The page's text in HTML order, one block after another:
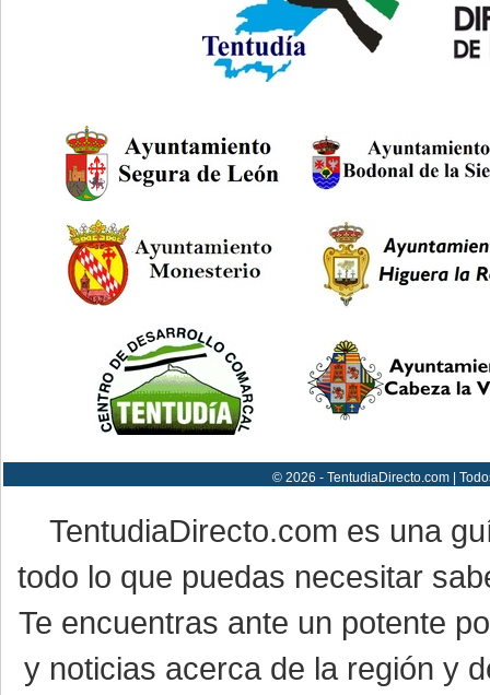
© 2026 - TentudiaDirecto.com |
TentudiaDirecto.com es una
todo lo que puedas necesitar
Te encuentras ante un potente
y noticias acerca de la región y